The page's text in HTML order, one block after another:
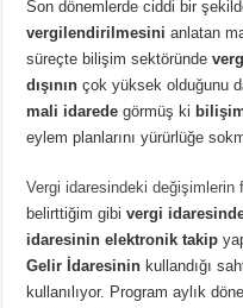
Son dönemlerde ciddi bir
vergilendirilmesini anlatan
süreçte bilişim sektöründe
dışının çok yüksek olduğunu
mali idarede görmüş ki
eylem planlarını yürürlüğe
Vergi idaresindeki değişimlerin
belirttiğim gibi vergi
idaresinin elektronik takip
Gelir İdaresinin kullandığı
kullanılıyor. Program aylık